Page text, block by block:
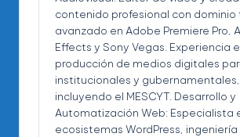
contenido profesional con dominio
avanzado en Adobe Premiere Pro,
Effects y Sony Vegas. Experiencia
producción de medios digitales
institucionales y gubernamentales,
incluyendo el MESCYT. Desarrollo y
Automatización Web: Especialista
ecosistemas WordPress,